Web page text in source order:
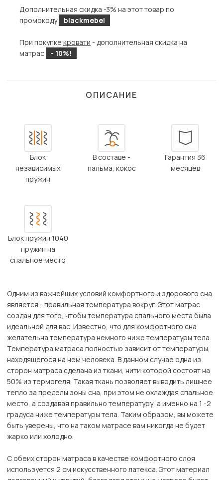
Дополнительная скидка -3% на этот товар по
промокоду
blackmebel
При покупке кровати - дополнительная скидка на
матрас
- 10%!
ОПИСАНИЕ
Блок
независимых
пружин
В составе -
пальма, кокос
Гарантия 36
месяцев
Блок пружин 1040
пружин на
спальное место
Одним из важнейших условий комфортного и здорового сна
является - правильная температура вокруг. Этот матрас
создан для того, чтобы температура спального места была
идеальной для вас. Известно, что для комфортного сна
желательна температура немного ниже температуры тела.
Температура матраса полностью зависит от температуры,
находящегося на нем человека. В данном случае одна из
сторон матраса сделана из ткани, нити которой состоят на
50% из термогеля. Такая ткань позволяет выводить лишнее
тепло за пределы зоны сна, при этом не охлаждая спальное
место, а создавая правильно температуру, а именно на 1 -2
градуса ниже температуры тела. Таким образом, вы можете
быть уверены, что на таком матрасе вам никогда не будет
жарко или холодно.
С обеих сторон матраса в качестве комфортного слоя
используется 2 см искусственного латекса. Этот материал